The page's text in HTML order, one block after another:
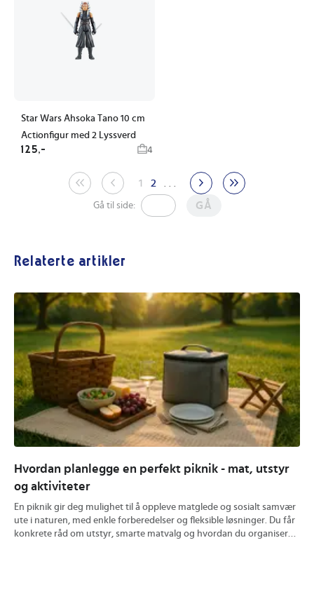
Star Wars Ahsoka Tano 10 cm
Actionfigur med 2 Lyssverd
125,- 4
1 2
Gå til side: GÅ
Relaterte artikler
Hvordan planlegge en perfekt piknik - mat, utstyr
og aktiviteter
En piknik gir deg mulighet til å oppleve matglede og sosialt samvær
ute i naturen, med enkle forberedelser og fleksible løsninger. Du får
konkrete råd om utstyr, smarte matvalg og hvordan du organiserer